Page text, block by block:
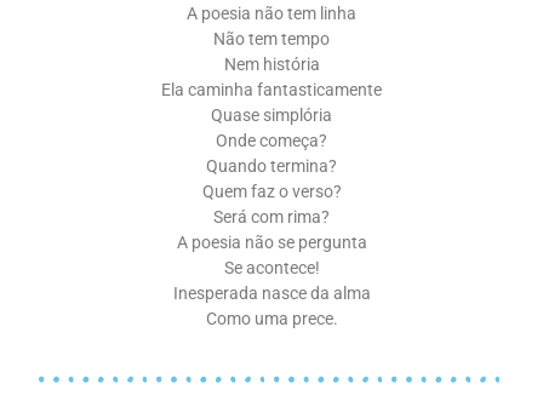
A poesia não tem linha
Não tem tempo
Nem história
Ela caminha fantasticamente
Quase simplória
Onde começa?
Quando termina?
Quem faz o verso?
Será com rima?
A poesia não se pergunta
Se acontece!
Inesperada nasce da alma
Como uma prece.